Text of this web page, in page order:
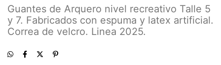
Guantes de Arquero nivel recreativo Talle 5
y 7. Fabricados con espuma y latex artificial.
Correa de velcro. Linea 2025.